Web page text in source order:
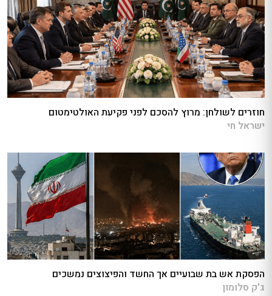
חוזרים לשולחן: מרוץ להסכם לפני פקיעת האולטימטום
ישראל חי
הפסקת אש בת שבועיים אך החשד והפיצוצים נמשכים
ג'ק סלומון